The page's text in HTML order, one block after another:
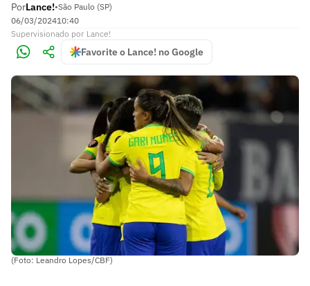
PorLance!•São Paulo (SP)
06/03/202410:40
Supervisionado por Lance!
Favorite o Lance! no Google
(Foto: Leandro Lopes/CBF)